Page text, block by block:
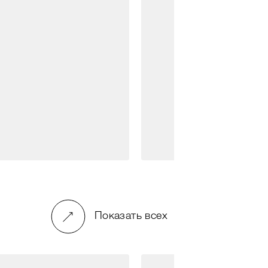
Показать всех